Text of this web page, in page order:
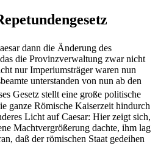
dann die Änderung des
die Provinzverwaltung zwar nicht
nur Imperiumsträger waren nun
unterstanden von nun ab den
Gesetz stellt eine große politische
ganze Römische Kaiserzeit hindurch
Licht auf Caesar: Hier zeigt sich,
Machtvergrößerung dachte, ihm lag
daß der römischen Staat gedeihen